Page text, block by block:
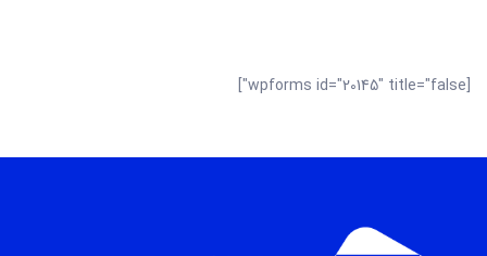
[wpforms id="20145" title="false"]